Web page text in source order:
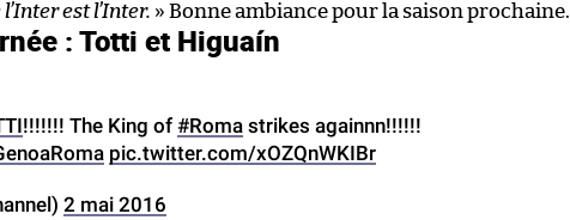
est l’Inter. » Bonne ambiance pour la saison prochaine.
: Totti et Higuaín
!!!!!!! The King of #Roma strikes againnn!!!!!!
pic.twitter.com/xOZQnWKIBr
2 mai 2016